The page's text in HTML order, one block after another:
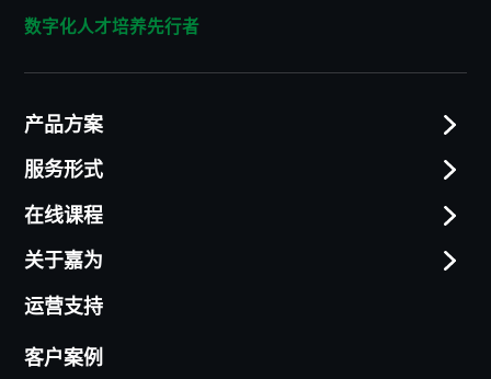
数字化人才培养先行者
产品方案
服务形式
在线课程
关于嘉为
运营支持
客户案例